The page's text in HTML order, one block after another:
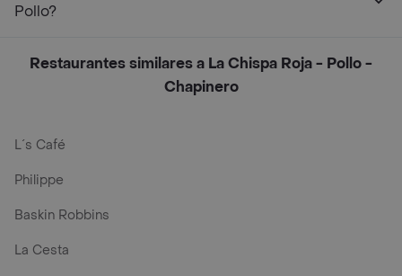
Pollo?
Restaurantes similares a La Chispa Roja - Pollo -
Chapinero
L´s Café
Philippe
Baskin Robbins
La Cesta